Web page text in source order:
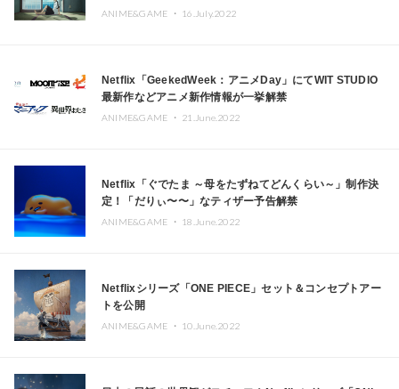
ANIME&GAME ・ 16.July.2022
Netflix「GeekedWeek：アニメDay」にてWIT STUDIO
最新作などアニメ新作情報が一挙解禁
ANIME&GAME ・ 21.June.2022
Netflix「ぐでたま ～母をたずねてどんくらい～」制作決
定！「だりぃ〜〜」なティザー予告解禁
ANIME&GAME ・ 18.June.2022
Netflixシリーズ「ONE PIECE」セット＆コンセプトアー
トを公開
ANIME&GAME ・ 10.June.2022